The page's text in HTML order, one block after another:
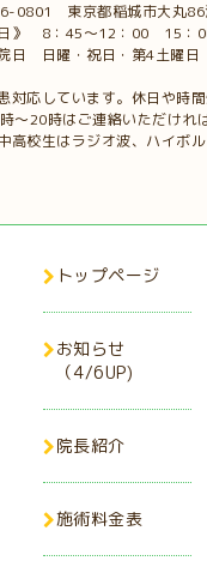
0801 東京都稲城市大丸
日》 8：45～12：00 15：
日 日曜・祝日・第4土曜
対応しています。休日や時間
～20時はご連絡いただけれ
高校生はラジオ波、ハイボ
トップページ
お知らせ
（4/6UP)
院長紹介
施術料金表